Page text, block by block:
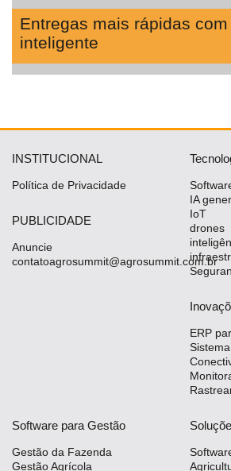
Entregas mais rápidas
inteligente
INSTITUCIONAL
Política de Privacidade
PUBLICIDADE
Anuncie
contatoagrosummit@agrosummit.com.br
IA
IoT
drones
ERP
Software para Gestão
Gestão da Fazenda
Gestão Agrícola